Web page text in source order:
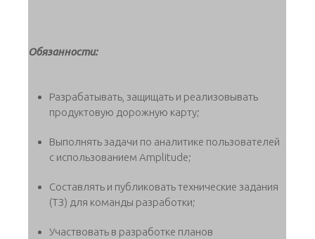
Обязанности:
Разрабатывать, защищать и реализовывать
продуктовую дорожную карту;
Выполнять задачи по аналитике пользователей
с использованием Amplitude;
Составлять и публиковать технические задания
(ТЗ) для команды разработки;
Участвовать в разработке планов